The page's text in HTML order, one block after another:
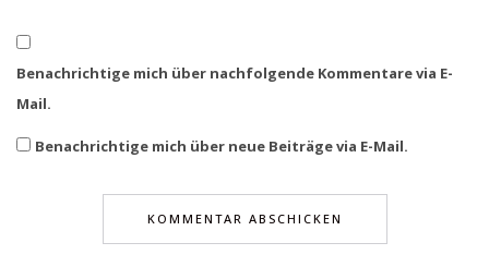
Benachrichtige mich über nachfolgende Kommentare via E-
Mail.
Benachrichtige mich über neue Beiträge via E-Mail.